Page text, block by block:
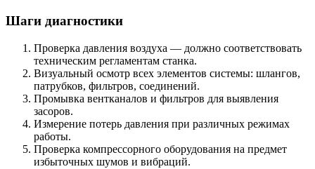
Шаги диагностики
Проверка давления воздуха — должно соответствовать
техническим регламентам станка.
Визуальный осмотр всех элементов системы: шлангов,
патрубков, фильтров, соединений.
Промывка вентканалов и фильтров для выявления
засоров.
Измерение потерь давления при различных режимах
работы.
Проверка компрессорного оборудования на предмет
избыточных шумов и вибраций.